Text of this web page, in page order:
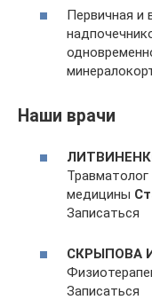
Первичная и
Наши врачи
медицины
Записаться
СКРЫПОВА
Записаться